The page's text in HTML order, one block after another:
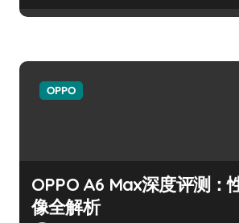
OPPO
OPPO A6 Max深度评测：
像全解析